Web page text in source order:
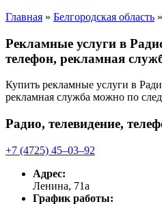
Главная » Белгородская область »
Рекламные услуги в
телефон, рекламная
Купить рекламные услуги в
рекламная служба можно по
Радио, телевидение,
+7 (4725) 45‒03‒92
Адрес:
Ленина, 71а
График работы: